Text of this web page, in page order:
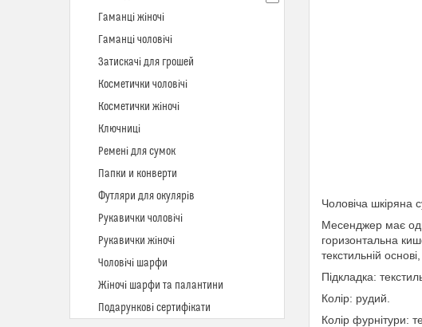
Чоловіча шкіряна
Месенджер має
горизонтальна
текстильній
Підкладка:
Колір: рудий.
Колір фурнітури:
Гаманці жіночі
Гаманці чоловічі
Затискачі для грошей
Косметички чоловічі
Косметички жіночі
Ключниці
Ремені для сумок
Папки и конверти
Футляри для окулярів
Рукавички чоловічі
Рукавички жіночі
Чоловічі шарфи
Жіночі шарфи та палантини
Подарункові сертифікати